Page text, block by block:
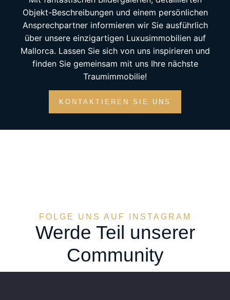
Objekt-Beschreibungen und einem persönlichen
Ansprechpartner informieren wir Sie ausführlich
über unsere einzigartigen Luxusimmobilien auf
Mallorca. Lassen Sie sich von uns inspirieren und
finden Sie gemeinsam mit uns Ihre nächste
Traumimmobilie!
KONTAKTIEREN SIE UNS
FOLGE UNS AUF INSTAGRAM
Werde Teil unserer
Community